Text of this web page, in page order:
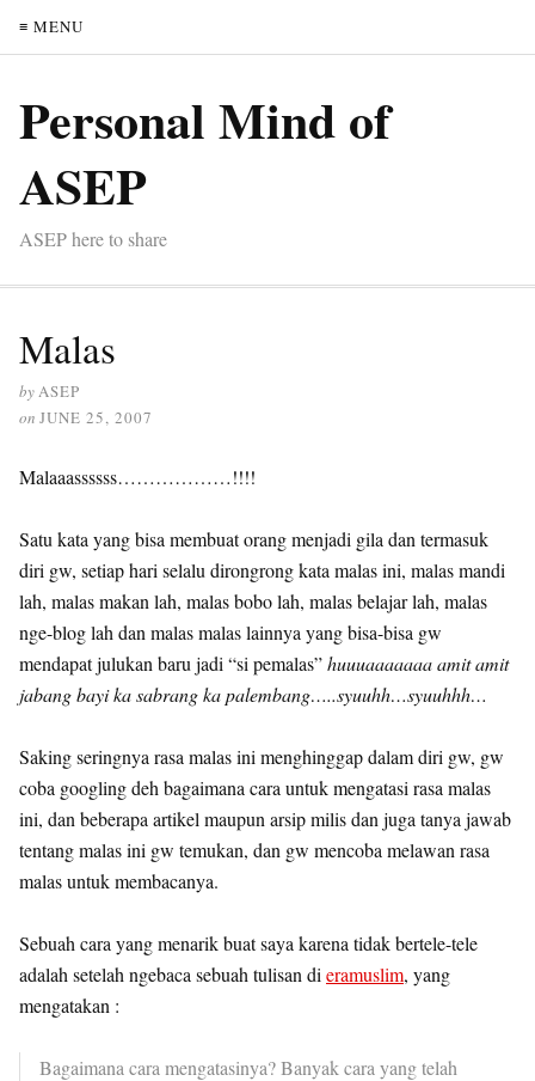
≡ MENU
Personal Mind of
ASEP
ASEP here to share
Malas
byASEP
on JUNE 25, 2007
Malaaassssss………………!!!!
Satu kata yang bisa membuat orang menjadi gila dan termasuk
diri gw, setiap hari selalu dirongrong kata malas ini, malas mandi
lah, malas makan lah, malas bobo lah, malas belajar lah, malas
nge-blog lah dan malas malas lainnya yang bisa-bisa gw
mendapat julukan baru jadi “si pemalas”huuuaaaaaaa amit amit
jabang bayi ka sabrang ka palembang…..syuuhh…syuuhhh…
Saking seringnya rasa malas ini menghinggap dalam diri gw, gw
coba googling deh bagaimana cara untuk mengatasi rasa malas
ini, dan beberapa artikel maupun arsip milis dan juga tanya jawab
tentang malas ini gw temukan, dan gw mencoba melawan rasa
malas untuk membacanya.
Sebuah cara yang menarik buat saya karena tidak bertele-tele
adalah setelah ngebaca sebuah tulisan di eramuslim, yang
mengatakan :
Bagaimana cara mengatasinya? Banyak cara yang telah